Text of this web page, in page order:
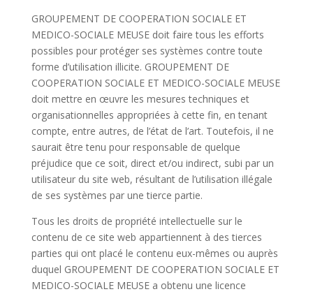
GROUPEMENT DE COOPERATION SOCIALE ET
MEDICO-SOCIALE MEUSE doit faire tous les efforts
possibles pour protéger ses systèmes contre toute
forme d’utilisation illicite. GROUPEMENT DE
COOPERATION SOCIALE ET MEDICO-SOCIALE MEUSE
doit mettre en œuvre les mesures techniques et
organisationnelles appropriées à cette fin, en tenant
compte, entre autres, de l’état de l’art. Toutefois, il ne
saurait être tenu pour responsable de quelque
préjudice que ce soit, direct et/ou indirect, subi par un
utilisateur du site web, résultant de l’utilisation illégale
de ses systèmes par une tierce partie.
Tous les droits de propriété intellectuelle sur le
contenu de ce site web appartiennent à des tierces
parties qui ont placé le contenu eux-mêmes ou auprès
duquel GROUPEMENT DE COOPERATION SOCIALE ET
MEDICO-SOCIALE MEUSE a obtenu une licence